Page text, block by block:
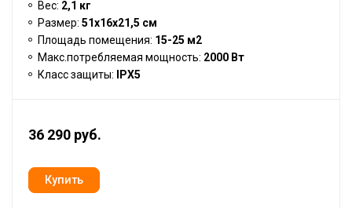
Вес: 2,1 кг
Размер: 51х16х21,5 см
Площадь помещения: 15-25 м2
Макс.потребляемая мощность: 2000 Вт
Класс защиты:
IPX5
36 290 руб.